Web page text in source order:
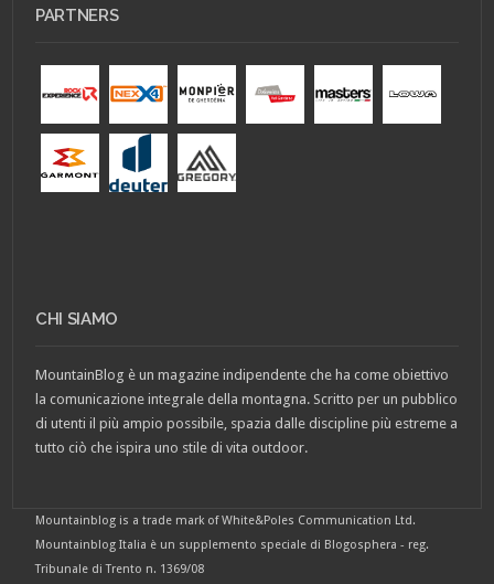
PARTNERS
CHI SIAMO
MountainBlog è un magazine indipendente che ha come obiettivo
la comunicazione integrale della montagna. Scritto per un pubblico
di utenti il più ampio possibile, spazia dalle discipline più estreme a
tutto ciò che ispira uno stile di vita outdoor.
Mountainblog is a trade mark of White&Poles Communication Ltd.
Mountainblog Italia è un supplemento speciale di Blogosphera - reg.
Tribunale di Trento n. 1369/08